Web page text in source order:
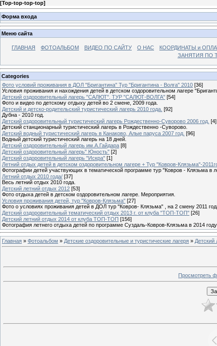
[Top-top-top-top]
Форма входа
Меню сайта
ГЛАВНАЯ ФОТОАЛЬБОМ ВИДЕО ПО САЙТУ О НАС
КООРДИНАТЫ и
ЗАНЯТИЯ ПО
Categories
Фото условий проживания в ДОЛ "Бригантина" Тур "Бригантина - Волга" 2010 [36]
Условия проживания и нахождения детей в детском оздоровительном лагере
Детский оздоровительный лагерь "САЛЮТ", ТУР "САЛЮТ-ВОЛГА" [54]
Фото и видео по детскому отдыху детей во 2 смене, 2009 года.
Детский и детско-родительский туристический лагерь 2010 года. [92]
Дубна - 2010 год.
Детский оздоровительный туристический лагерь Рождественно-Суворово 2006 год. [4]
Детский станционарный туристический лагерь в Рождественно -Суворово.
Детский водный туристический лагерь в Канаково, Алые паруса 2007 год. [96]
Водный детский туристический лагерь на 18 дней.
Детский оздоровительный лагерь им.А.Гайдара [8]
Детский оздоровительный лагерь" Юность" [2]
Детский оздоровительный лагерь "Искра" [1]
Летний отдых детей в детском оздоровительном лагере + Тур "Ковров-Клязьма"-
Фотографии детей участвующих в тематической программе тур "Ковров - Клязьма в
Летний отдых 2010 года/ [37]
Весь летний отдых 2010 года.
Детский летний отдых 2012 [53]
Фото отдыха детей в детском оздоровительном лагере. Мероприятия.
Условия проживания детей, тур "Ковров-Клязьма" [27]
Фото о условиях проживания детей в ДОЛ тур "Ковров- Клязьма" , на 2 смену 2011
Детский оздоровительный тематический отдых 2013 г. от клуба "ТОП-ТОП" [26]
Детский летний отдых 2014 от клуба ТОП-ТОП [156]
Фотография летнего отдыха детей по программе Суздаль-Ковров-Клязьма в 2014 году
Главная » Фотоальбом » Детские оздоровительные и туристические лагеря »
Просмотреть